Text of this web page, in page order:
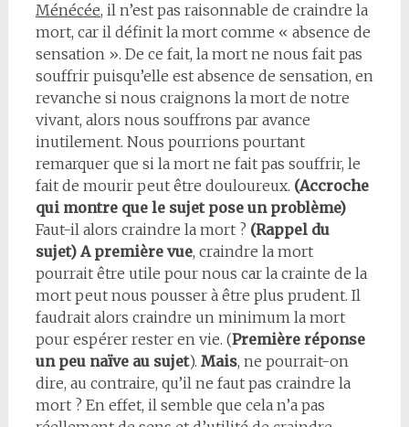
Ménécée, il n’est pas raisonnable de craindre la
mort, car il définit la mort comme « absence de
sensation ». De ce fait, la mort ne nous fait pas
souffrir puisqu’elle est absence de sensation, en
revanche si nous craignons la mort de notre
vivant, alors nous souffrons par avance
inutilement. Nous pourrions pourtant
remarquer que si la mort ne fait pas souffrir, le
fait de mourir peut être douloureux. (Accroche
qui montre que le sujet pose un problème)
Faut-il alors craindre la mort ? (Rappel du
sujet) A première vue, craindre la mort
pourrait être utile pour nous car la crainte de la
mort peut nous pousser à être plus prudent. Il
faudrait alors craindre un minimum la mort
pour espérer rester en vie. (Première réponse
un peu naïve au sujet). Mais, ne pourrait-on
dire, au contraire, qu’il ne faut pas craindre la
mort ? En effet, il semble que cela n’a pas